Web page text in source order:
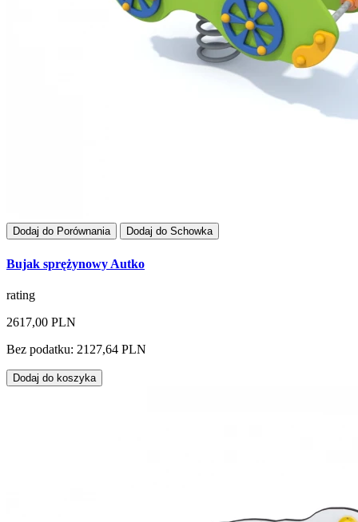
Dodaj do Porównania Dodaj do Schowka
Bujak sprężynowy Autko
rating
2617,00 PLN
Bez podatku: 2127,64 PLN
Dodaj do koszyka